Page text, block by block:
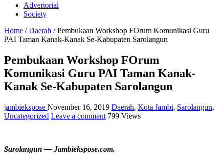
Advertorial
Society
Home / Daerah / Pembukaan Workshop FOrum Komunikasi Guru
PAI Taman Kanak-Kanak Se-Kabupaten Sarolangun
Pembukaan Workshop FOrum
Komunikasi Guru PAI Taman Kanak-
Kanak Se-Kabupaten Sarolangun
jambiekspose November 16, 2019 Daerah, Kota Jambi, Sarolangun,
Uncategorized Leave a comment 799 Views
Sarolangun — Jambiekspose.com.